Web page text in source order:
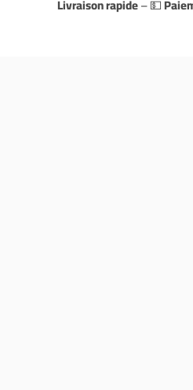
Livraison rapide– 💵